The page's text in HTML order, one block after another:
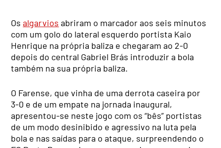
Osalgarvios abriram o marcador aos seis minutos
com um golo do lateral esquerdo portista Kaio
Henrique na própria baliza e chegaram ao 2-0
depois do central Gabriel Brás introduzir a bola
também na sua própria baliza.
O Farense, que vinha de uma derrota caseira por
3-0 e de um empate na jornada inaugural,
apresentou-se neste jogo com os “bês” portistas
de um modo desinibido e agressivo na luta pela
bola e nas saídas para o ataque, surpreendendo o